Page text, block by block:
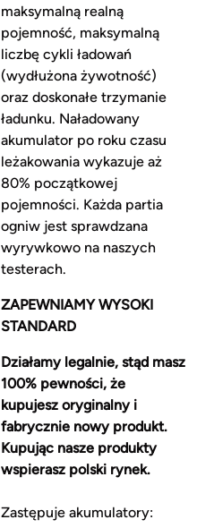
maksymalną realną
pojemność, maksymalną
liczbę cykli ładowań
(wydłużona żywotność)
oraz doskonałe trzymanie
ładunku. Naładowany
akumulator po roku czasu
leżakowania wykazuje aż
80% początkowej
pojemności. Każda partia
ogniw jest sprawdzana
wyrywkowo na naszych
testerach.
ZAPEWNIAMY WYSOKI
STANDARD
Działamy legalnie, stąd masz
100% pewności, że
kupujesz oryginalny i
fabrycznie nowy produkt.
Kupując nasze produkty
wspierasz polski rynek.
Zastępuje akumulatory: